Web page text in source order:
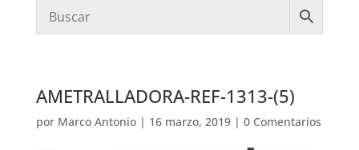
AMETRALLADORA-REF-1313-(5)
por Marco Antonio| 16 marzo, 2019| 0 Comentarios